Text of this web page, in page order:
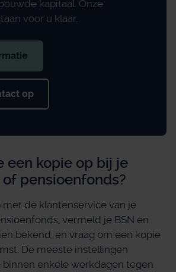
kapitaal. Onze
voor u klaar.
op
een kopie op bij je
pensioenfonds?
de klantenservice van je
vermeld je BSN en
bekend, en vraag om een kopie
De meeste instellingen
enkele werkdagen tegen